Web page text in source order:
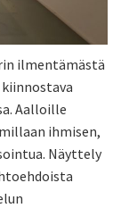
ilmentämästä
Aalloille
ihmisen,
Näyttely